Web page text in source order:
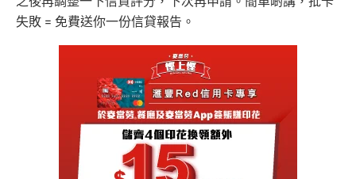
失敗 = 免費送你一份信貸報告。